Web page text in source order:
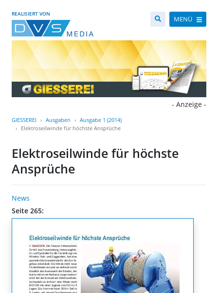
REALISIERT VON
MENÜ
- Anzeige -
GIESSEREI Ausgaben
Ausgabe 1 (2014)
Elektroseilwinde für höchste Ansprüche
Elektroseilwinde für höchste
Ansprüche
News
Seite 265: